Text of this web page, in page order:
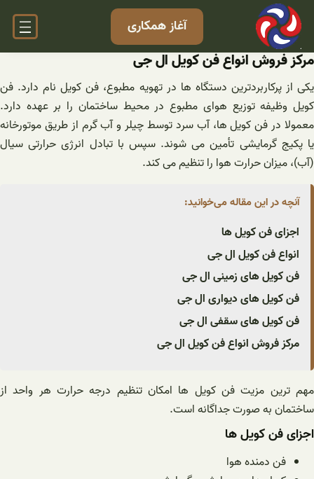
رفتن
محتوا
آغاز همکاری
مرکز فروش انواع فن کویل ال جی
یکی از پرکاربردترین دستگاه ها در تهویه مطبوع، فن کویل نام دارد. فن
کویل وظیفه توزیع هوای مطبوع در محیط ساختمان را بر عهده دارد.
معمولا در فن کویل ها، آب سرد توسط چیلر و آب گرم از طریق موتورخانه
یا پکیج گرمایشی تأمین می شوند. سپس با تبادل انرژی حرارتی سیال
(آب)، میزان حرارت هوا را تنظیم می کند.
آنچه در این مقاله می‌خوانید:
اجزای فن کویل ها
انواع فن کویل ال جی
فن کویل های زمینی ال جی
فن کویل های دیواری ال جی
فن کویل های سقفی ال جی
مرکز فروش انواع فن کویل ال جی
مهم ترین مزیت فن کویل ها امکان تنظیم درجه حرارت هر واحد از
ساختمان به صورت جداگانه است.
اجزای فن کویل ها
فن دمنده هوا